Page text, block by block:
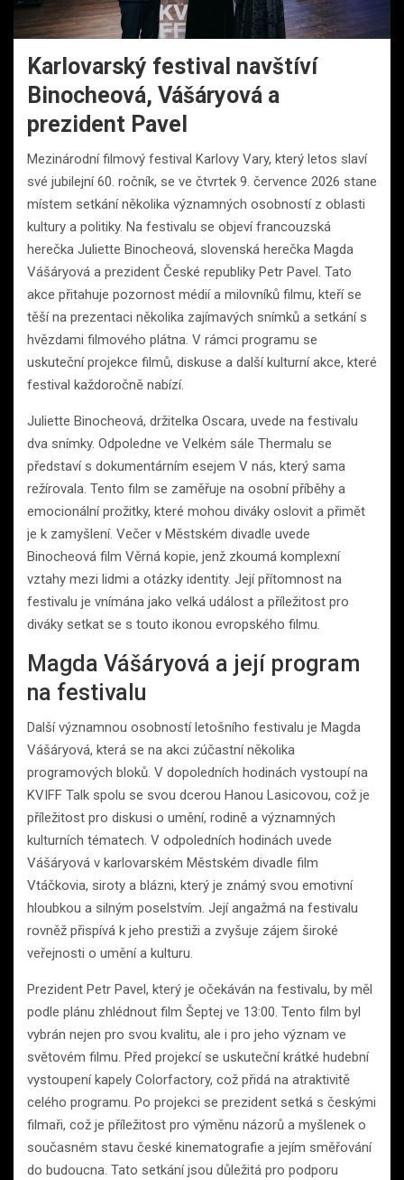
Karlovarský festival navštíví
Binocheová, Vášáryová a
prezident Pavel
Mezinárodní filmový festival Karlovy Vary, který letos slaví
své jubilejní 60. ročník, se ve čtvrtek 9. července 2026 stane
místem setkání několika významných osobností z oblasti
kultury a politiky. Na festivalu se objeví francouzská
herečka Juliette Binocheová, slovenská herečka Magda
Vášáryová a prezident České republiky Petr Pavel. Tato
akce přitahuje pozornost médií a milovníků filmu, kteří se
těší na prezentaci několika zajímavých snímků a setkání s
hvězdami filmového plátna. V rámci programu se
uskuteční projekce filmů, diskuse a další kulturní akce, které
festival každoročně nabízí.
Juliette Binocheová, držitelka Oscara, uvede na festivalu
dva snímky. Odpoledne ve Velkém sále Thermalu se
představí s dokumentárním esejem V nás, který sama
režírovala. Tento film se zaměřuje na osobní příběhy a
emocionální prožitky, které mohou diváky oslovit a přimět
je k zamyšlení. Večer v Městském divadle uvede
Binocheová film Věrná kopie, jenž zkoumá komplexní
vztahy mezi lidmi a otázky identity. Její přítomnost na
festivalu je vnímána jako velká událost a příležitost pro
diváky setkat se s touto ikonou evropského filmu.
Magda Vášáryová a její program
na festivalu
Další významnou osobností letošního festivalu je Magda
Vášáryová, která se na akci zúčastní několika
programových bloků. V dopoledních hodinách vystoupí na
KVIFF Talk spolu se svou dcerou Hanou Lasicovou, což je
příležitost pro diskusi o umění, rodině a významných
kulturních tématech. V odpoledních hodinách uvede
Vášáryová v karlovarském Městském divadle film
Vtáčkovia, siroty a blázni, který je známý svou emotivní
hloubkou a silným poselstvím. Její angažmá na festivalu
rovněž přispívá k jeho prestiži a zvyšuje zájem široké
veřejnosti o umění a kulturu.
Prezident Petr Pavel, který je očekáván na festivalu, by měl
podle plánu zhlédnout film Šeptej ve 13:00. Tento film byl
vybrán nejen pro svou kvalitu, ale i pro jeho význam ve
světovém filmu. Před projekcí se uskuteční krátké hudební
vystoupení kapely Colorfactory, což přidá na atraktivitě
celého programu. Po projekci se prezident setká s českými
filmaři, což je příležitost pro výměnu názorů a myšlenek o
současném stavu české kinematografie a jejím směřování
do budoucna. Tato setkání jsou důležitá pro podporu